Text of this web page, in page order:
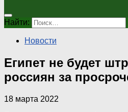
Найти:
Новости
Египет не будет
россиян за
18 марта 2022